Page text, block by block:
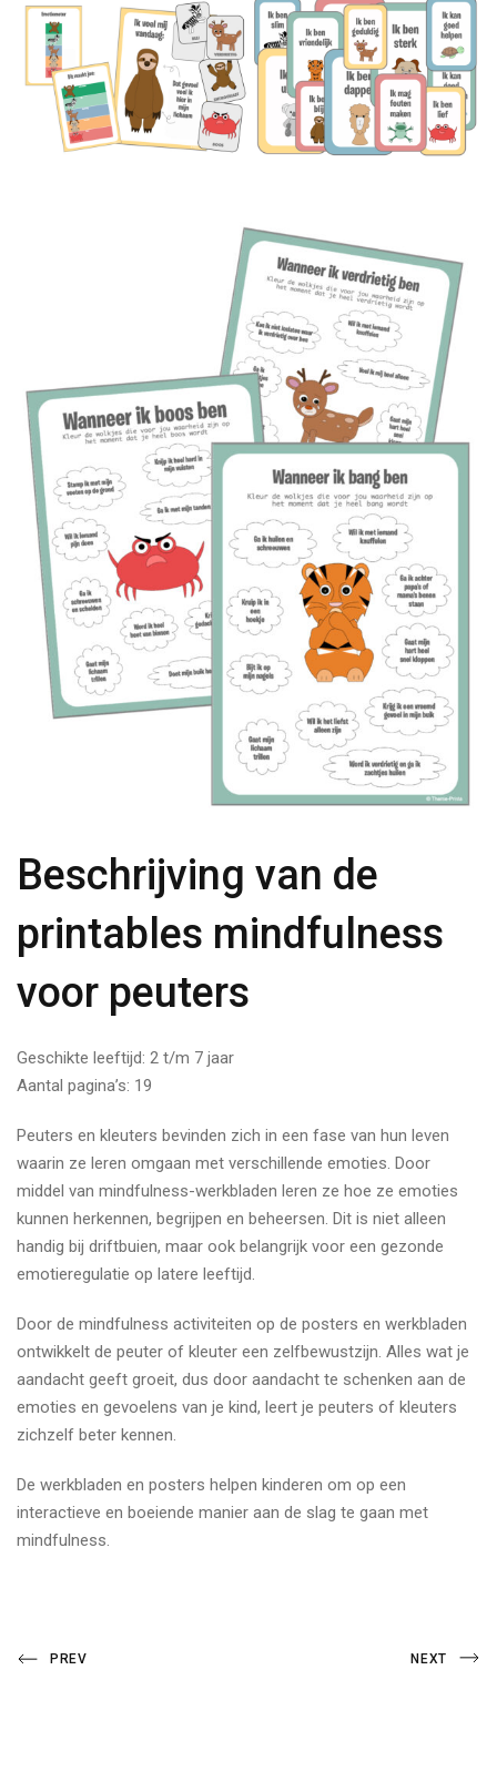
Beschrijving van de
printables mindfulness
voor peuters
Geschikte leeftijd: 2 t/m 7 jaar
Aantal pagina’s: 19
Peuters en kleuters bevinden zich in een fase van hun leven
waarin ze leren omgaan met verschillende emoties. Door
middel van mindfulness-werkbladen leren ze hoe ze emoties
kunnen herkennen, begrijpen en beheersen. Dit is niet alleen
handig bij driftbuien, maar ook belangrijk voor een gezonde
emotieregulatie op latere leeftijd.
Door de mindfulness activiteiten op de posters en werkbladen
ontwikkelt de peuter of kleuter een zelfbewustzijn. Alles wat je
aandacht geeft groeit, dus door aandacht te schenken aan de
emoties en gevoelens van je kind, leert je peuters of kleuters
zichzelf beter kennen.
De werkbladen en posters helpen kinderen om op een
interactieve en boeiende manier aan de slag te gaan met
mindfulness.
Bericht
Previous
PREV
Next
NEXT